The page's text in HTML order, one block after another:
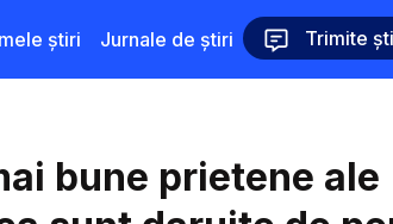
știri Jurnale de știri Trimite
bune prietene ale